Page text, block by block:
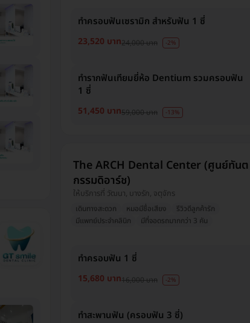
ทำครอบฟันเซรามิก สำหรับฟัน 1 ซี่
23,520 บาท24,000 บาท -2%
ทำรากฟันเทียมยี่ห้อ Dentium รวมครอบฟัน
1 ซี่
51,450 บาท59,000 บาท -13%
The ARCH Dental Center (ศูนย์ทันต
กรรมดิอาร์ช)
ให้บริการที่ วัฒนา, บางรัก, จตุจักร
เดินทางสะดวก หมอมีชื่อเสียง
รีวิวดีลูกค้ารัก
มีแพทย์ประจำคลินิก
มีที่จอดรถมากกว่า 3 คัน
ทำครอบฟัน 1 ซี่
15,680 บาท16,000 บาท -2%
ทำสะพานฟัน (ครอบฟัน 3 ซี่)